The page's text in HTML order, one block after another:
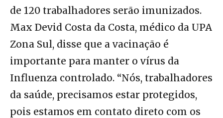
de 120 trabalhadores serão imunizados.
Max Devid Costa da Costa, médico da UPA
Zona Sul, disse que a vacinação é
importante para manter o vírus da
Influenza controlado. “Nós, trabalhadores
da saúde, precisamos estar protegidos,
pois estamos em contato direto com os